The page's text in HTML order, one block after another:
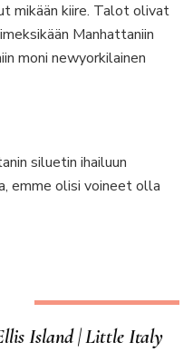
mikään kiire. Talot olivat
Manhattaniin
moni newyorkilainen
siluetin ihailuun
emme olisi voineet olla
Island | Little Italy